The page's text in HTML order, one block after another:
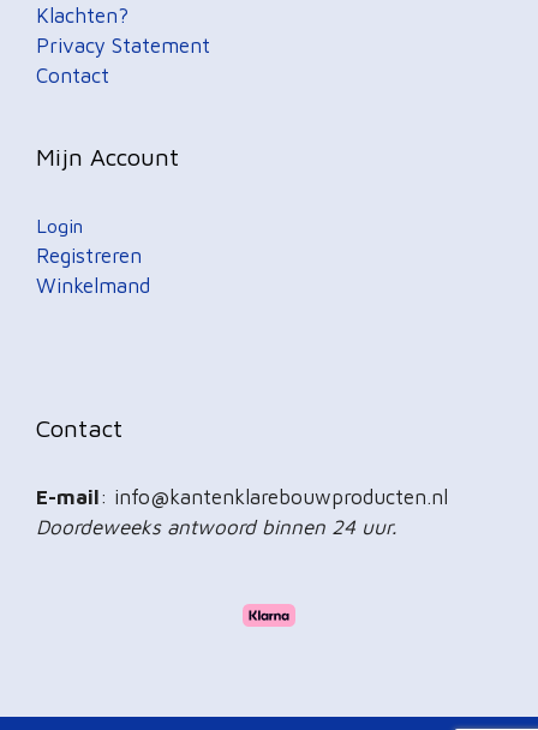
Klachten?
Privacy Statement
Contact
Mijn Account
Login
Registreren
Winkelmand
Contact
E-mail: info@kantenklarebouwproducten.nl
Doordeweeks antwoord binnen 24 uur.